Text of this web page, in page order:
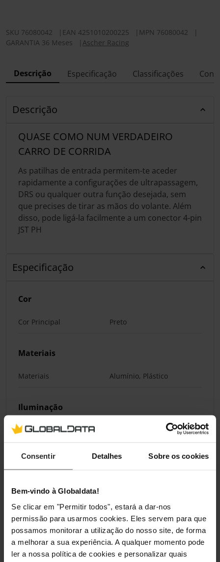
Consentir Detalhes Sobre os cookies
Bem-vindo à Globaldata!
Se clicar em "Permitir todos", estará a dar-nos
permissão para usarmos cookies. Eles servem para que
possamos monitorar a utilização do nosso site, de forma
a melhorar a sua experiência. A qualquer momento pode
ler a nossa política de cookies e personalizar quais
SKU 76080042 EAN 4251010200225 MPN 76080042
GARANTIA 36 Meses
Ascher Racing
Descrição Especificação Classificações
Descrição
QUASE COMO NUM VERDADEIRO
CARRO DE CORRIDA
As patilhas de entrada permitem-te aceder
rapidamente a configurações de ultrapassagem,
DRS ou qualquer outra função desejada, sem
que precises de tirar as mãos do volante. Além
disso, pode ligá-la facilmente a um conector 4-pin
JST PH
Especificação
Cor
Cor Principal Preto
Materiais
Materiais Alumínio, Plástico
Iluminação
Iluminação / RGB
Classificações